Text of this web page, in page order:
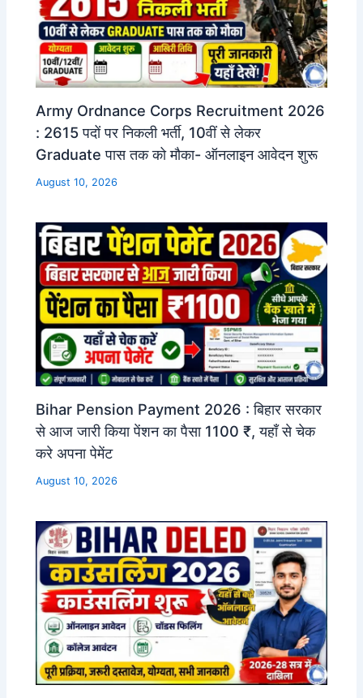
Army Ordnance Corps Recruitment 2026
: 2615 पदों पर निकली भर्ती, 10वीं से लेकर
Graduate पास तक को मौका- ऑनलाइन आवेदन शुरू
August 10, 2026
Bihar Pension Payment 2026 : बिहार सरकार
से आज जारी किया पेंशन का पैसा 1100 ₹, यहाँ से चेक
करे अपना पेमेंट
August 10, 2026